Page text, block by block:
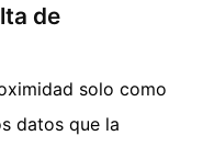
de
solo como
datos que la